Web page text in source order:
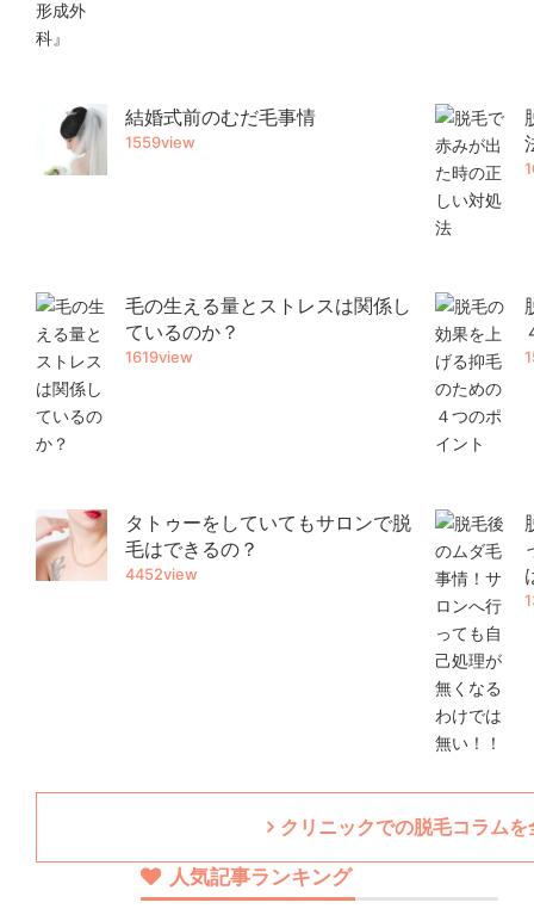
結婚式前のむだ毛事情
1559view
毛の生える量とストレスは関係し
ているのか？
1619view
タトゥーをしていてもサロンで脱
毛はできるの？
4452view
クリニックでの脱毛コラムを
人気記事ランキング